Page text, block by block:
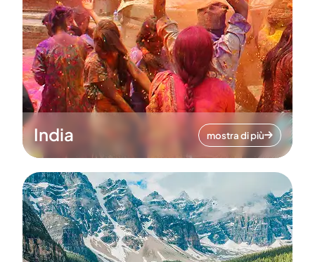
India mostra di più